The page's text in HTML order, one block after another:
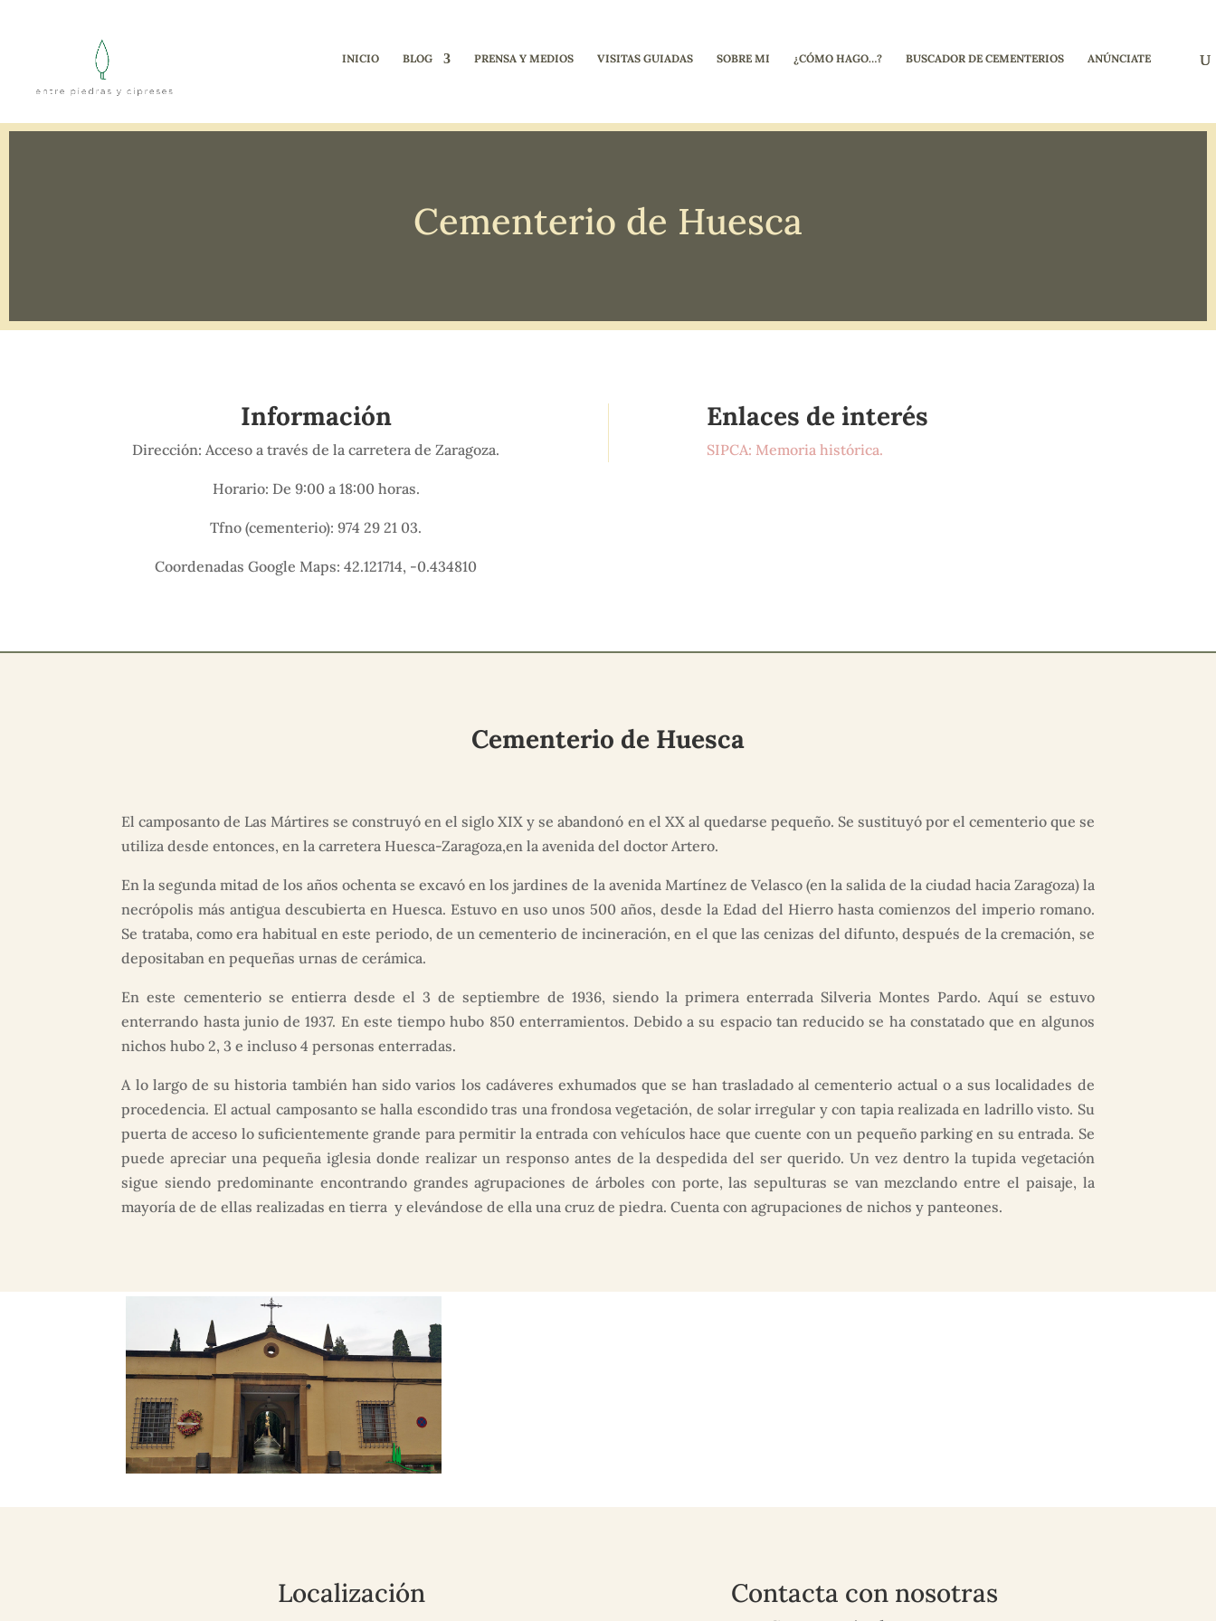
INICIO BLOG PRENSA Y MEDIOS VISITAS GUIADAS SOBRE MI ¿CÓMO HAGO…? BUSCADOR DE CEMENTERIOS ANÚNCIATE
Cementerio de Huesca
Información
Dirección: Acceso a través de la carretera de Zaragoza.
Horario: De 9:00 a 18:00 horas.
Tfno (cementerio): 974 29 21 03.
Coordenadas Google Maps: 42.121714, -0.434810
Enlaces de interés
SIPCA: Memoria histórica.
Cementerio de Huesca
El camposanto de Las Mártires se construyó en el siglo XIX y se abandonó en el XX al quedarse pequeño. Se sustituyó por el cementerio que se
utiliza desde entonces, en la carretera Huesca-Zaragoza,en la avenida del doctor Artero.
En la segunda mitad de los años ochenta se excavó en los jardines de la avenida Martínez de Velasco (en la salida de la ciudad hacia Zaragoza) la
necrópolis más antigua descubierta en Huesca. Estuvo en uso unos 500 años, desde la Edad del Hierro hasta comienzos del imperio romano.
Se trataba, como era habitual en este periodo, de un cementerio de incineración, en el que las cenizas del difunto, después de la cremación, se
depositaban en pequeñas urnas de cerámica.
En este cementerio se entierra desde el 3 de septiembre de 1936, siendo la primera enterrada Silveria Montes Pardo. Aquí se estuvo
enterrando hasta junio de 1937. En este tiempo hubo 850 enterramientos. Debido a su espacio tan reducido se ha constatado que en algunos
nichos hubo 2, 3 e incluso 4 personas enterradas.
A lo largo de su historia también han sido varios los cadáveres exhumados que se han trasladado al cementerio actual o a sus localidades de
procedencia. El actual camposanto se halla escondido tras una frondosa vegetación, de solar irregular y con tapia realizada en ladrillo visto. Su
puerta de acceso lo suficientemente grande para permitir la entrada con vehículos hace que cuente con un pequeño parking en su entrada. Se
puede apreciar una pequeña iglesia donde realizar un responso antes de la despedida del ser querido. Un vez dentro la tupida vegetación
sigue siendo predominante encontrando grandes agrupaciones de árboles con porte, las sepulturas se van mezclando entre el paisaje, la
mayoría de de ellas realizadas en tierra y elevándose de ella una cruz de piedra. Cuenta con agrupaciones de nichos y panteones.
Localización Contacta con nosotras